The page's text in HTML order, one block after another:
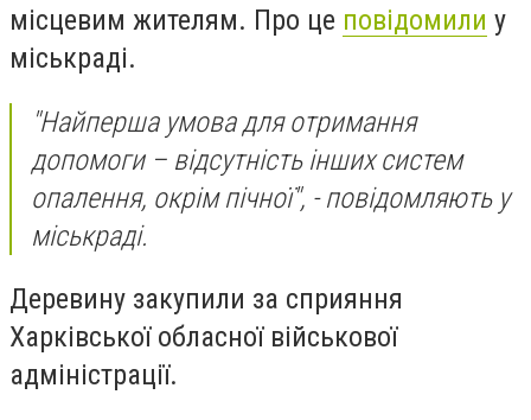
місцевим жителям. Про це повідомили у
міськраді.
"Найперша умова для отримання
допомоги – відсутність інших систем
опалення, окрім пічної", - повідомляють у
міськраді.
Деревину закупили за сприяння
Харківської обласної військової
адміністрації.